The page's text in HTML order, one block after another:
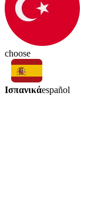
choose
Ισπανικάespañol